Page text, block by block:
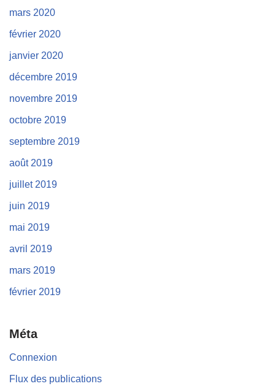
mars 2020
février 2020
janvier 2020
décembre 2019
novembre 2019
octobre 2019
septembre 2019
août 2019
juillet 2019
juin 2019
mai 2019
avril 2019
mars 2019
février 2019
Méta
Connexion
Flux des publications